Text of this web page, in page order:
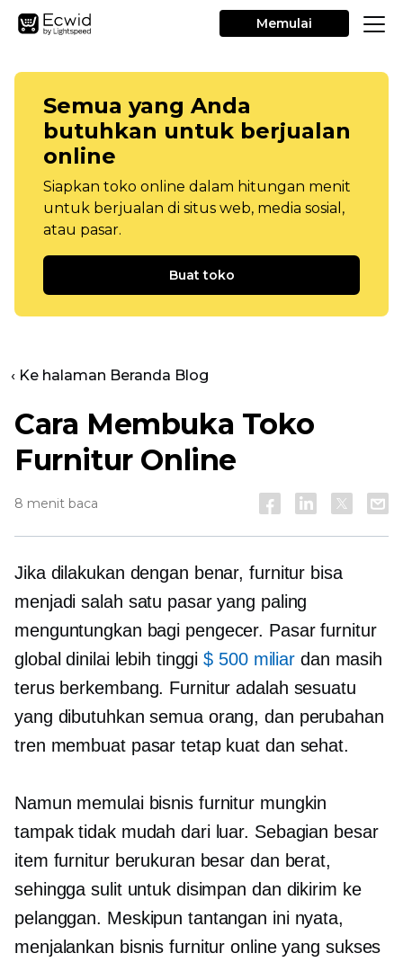
Memulai
Semua yang Anda
butuhkan untuk berjualan
online
Siapkan toko online dalam hitungan menit
untuk berjualan di situs web, media sosial,
atau pasar.
Buat toko
‹ Ke halaman Beranda Blog
Cara Membuka Toko
Furnitur Online
8 menit baca
Jika dilakukan dengan benar, furnitur bisa
menjadi salah satu pasar yang paling
menguntungkan bagi pengecer. Pasar furnitur
global dinilai lebih tinggi$ 500 miliar dan masih
terus berkembang. Furnitur adalah sesuatu
yang dibutuhkan semua orang, dan perubahan
tren membuat pasar tetap kuat dan sehat.
Namun memulai bisnis furnitur mungkin
tampak tidak mudah dari luar. Sebagian besar
item furnitur berukuran besar dan berat,
sehingga sulit untuk disimpan dan dikirim ke
pelanggan. Meskipun tantangan ini nyata,
menjalankan bisnis furnitur online yang sukses